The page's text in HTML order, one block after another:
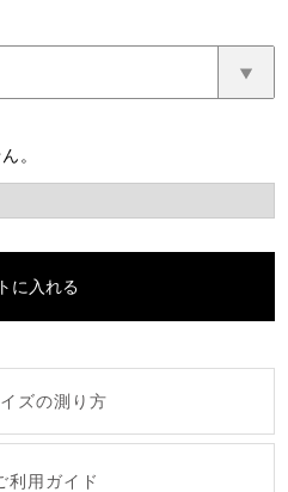
。
に入れる
ズの測り方
利用ガイド